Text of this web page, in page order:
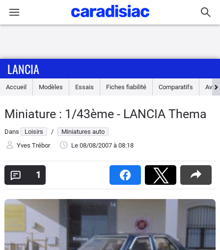
Accueil
Essais
Guide
Electriques
Utilitaires
Flottes
Auto
LANCIA
Accueil Modèles Essais Fiches fiabilité Comparatifs Avis
Miniature : 1/43ème - LANCIA Thema
Dans Loisirs /
Miniatures auto
Yves Trébor
Le 08/08/2007 à 08:18
1